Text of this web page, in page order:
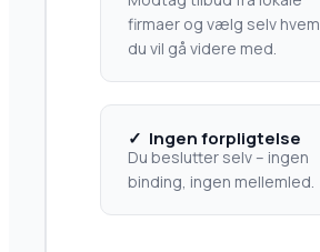
firmaer og vælg selv hvem
du vil gå videre med.
✓ Ingen forpligtelse
Du beslutter selv – ingen
binding, ingen mellemled.